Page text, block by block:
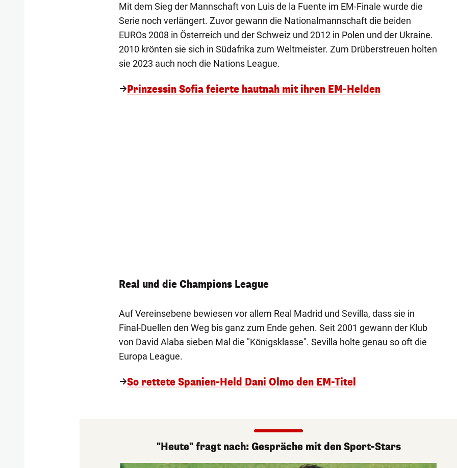
Mit dem Sieg der Mannschaft von Luis de la Fuente im EM-Finale wurde die
Serie noch verlängert. Zuvor gewann die Nationalmannschaft die beiden
EUROs 2008 in Österreich und der Schweiz und 2012 in Polen und der Ukraine.
2010 krönten sie sich in Südafrika zum Weltmeister. Zum Drüberstreuen holten
sie 2023 auch noch die Nations League.
Prinzessin Sofia feierte hautnah mit ihren EM-Helden
Real und die Champions League
Auf Vereinsebene bewiesen vor allem Real Madrid und Sevilla, dass sie in
Final-Duellen den Weg bis ganz zum Ende gehen. Seit 2001 gewann der Klub
von David Alaba sieben Mal die "Königsklasse". Sevilla holte genau so oft die
Europa League.
So rettete Spanien-Held Dani Olmo den EM-Titel
"Heute" fragt nach: Gespräche mit den Sport-Stars